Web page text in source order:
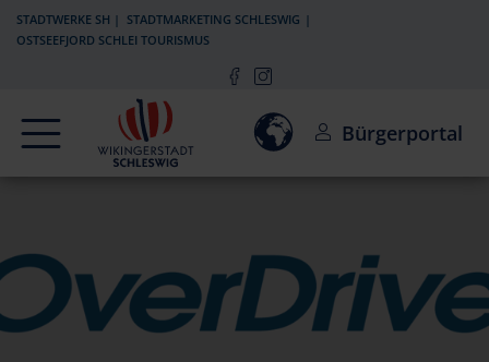
Zur Navigation springen
Zum Inhalt springen
STADTWERKE SH
STADTMARKETING SCHLESWIG
OSTSEEFJORD SCHLEI TOURISMUS
Navigation Einwilligung zur Aktivierung
Bürgerportal